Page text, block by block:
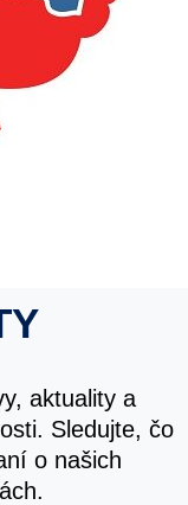
aktuality a
Sledujte, čo
o našich